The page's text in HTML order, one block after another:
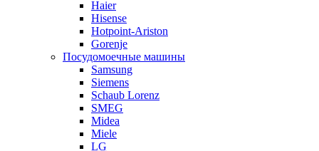
Haier
Hisense
Hotpoint-Ariston
Gorenje
Посудомоечные машины
Samsung
Siemens
Schaub Lorenz
SMEG
Midea
Miele
LG